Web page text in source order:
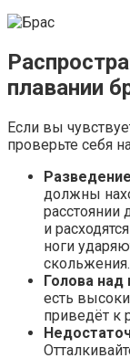
плавании
Если вы
проверьте себя
должны
расстоянии
и
ноги
скольжения.
Голова над
есть
приведёт к